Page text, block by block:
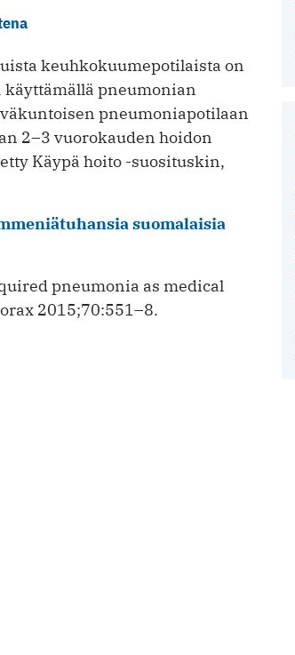
keuhkokuumepotilaista on
pneumonian
pneumoniapotilaan
2–3 vuorokauden hoidon
Käypä hoito -suosituskin,
suomalaisia
pneumonia as medical
2015;70:551–8.